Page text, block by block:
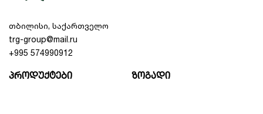
თბილისი, საქართველო
trg-group@mail.ru
+995 574990912
პროდუქტები ზოგადი